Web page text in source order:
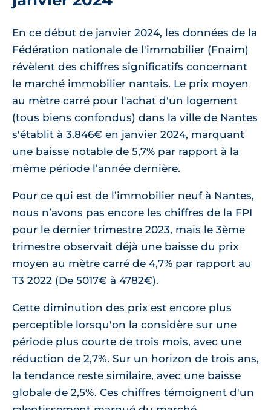
En ce début de janvier 2024, les données de la
Fédération nationale de l'immobilier (Fnaim)
révèlent des chiffres significatifs concernant
le marché immobilier nantais. Le prix moyen
au mètre carré pour l'achat d'un logement
(tous biens confondus) dans la ville de Nantes
s'établit à 3.846€ en janvier 2024, marquant
une baisse notable de 5,7% par rapport à la
même période l’année dernière.
Pour ce qui est de l’immobilier neuf à Nantes,
nous n’avons pas encore les chiffres de la FPI
pour le dernier trimestre 2023, mais le 3ème
trimestre observait déjà une baisse du prix
moyen au mètre carré de 4,7% par rapport au
T3 2022 (De 5017€ à 4782€).
Cette diminution des prix est encore plus
perceptible lorsqu'on la considère sur une
période plus courte de trois mois, avec une
réduction de 2,7%. Sur un horizon de trois ans,
la tendance reste similaire, avec une baisse
globale de 2,5%. Ces chiffres témoignent d'un